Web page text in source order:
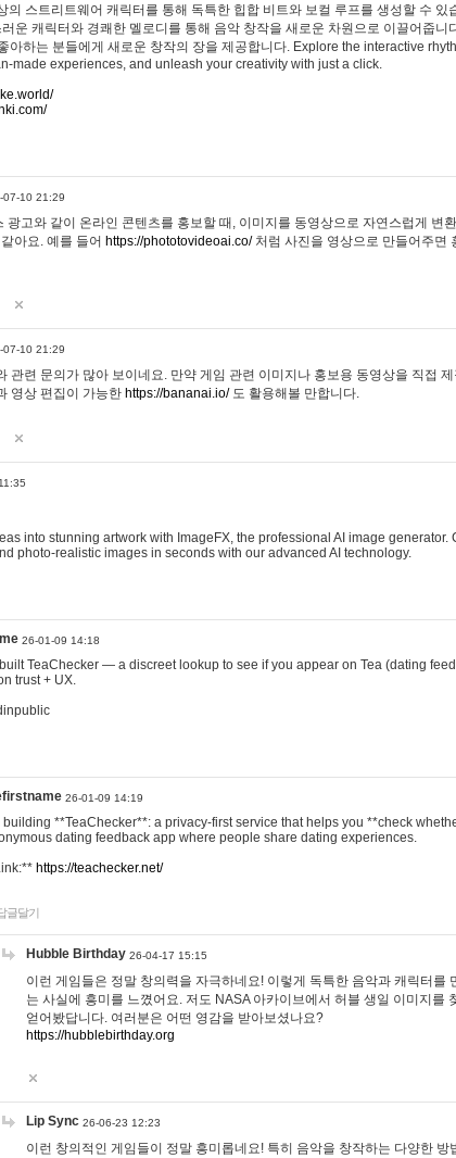
의 스트리트웨어 캐릭터를 통해 독특한 힙합 비트와 보컬 루프를 생성할 수 있
운 캐릭터와 경쾌한 멜로디를 통해 음악 창작을 새로운 차원으로 이끌어줍니
아하는 분들에게 새로운 창작의 장을 제공합니다. Explore the interactive
made experiences, and unleash your creativity with just a click.
07-10 21:29
광고와 같이 온라인 콘텐츠를 홍보할 때, 이미지를 동영상으로 자연스럽게 변
아요. 예를 들어 https://phototovideoai.co/처럼 사진을 영상으로 만들어주면
07-10 21:29
관련 문의가 많아 보이네요. 만약 게임 관련 이미지나 홍보용 동영상을 직접 제
영상 편집이 가능한 https://bananai.io/도 활용해볼 만합니다.
into stunning artwork with ImageFX, the professional AI image generator.
photo-realistic images in seconds with our advanced AI technology.
26-01-09 14:18
TeaChecker — a discreet lookup to see if you appear on Tea (dating
trust + UX.
26-01-09 14:19
building **TeaChecker**: a privacy-first service that helps you **check
dating feedback app where people share dating experiences.
https://teachecker.net/
글달기
Hubble Birthday 26-04-17 15:15
이런 게임들은 정말 창의력을 자극하네요! 이렇게 독특한 음악과 캐릭터를
는 사실에 흥미를 느꼈어요. 저도 NASA 아카이브에서 허블 생일 이미지를
얻어봤답니다. 여러분은 어떤 영감을 받아보셨나요?
https://hubblebirthday.org
Lip Sync 26-06-23 12:23
이런 창의적인 게임들이 정말 흥미롭네요! 특히 음악을 창작하는 다양한 방